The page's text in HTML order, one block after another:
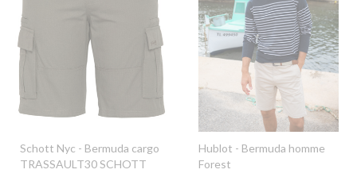
Schott Nyc - Bermuda cargo
TRASSAULT30 SCHOTT
Hublot - Bermuda homme
Forest